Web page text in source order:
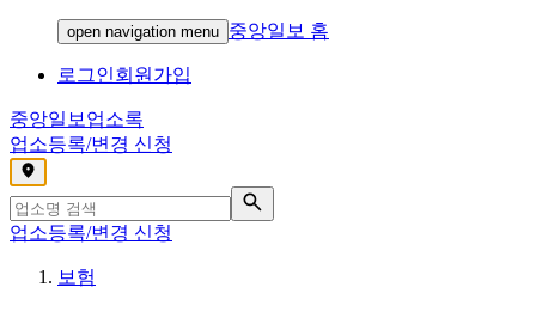
open navigation menu 중앙일보 홈
로그인회원가입
중앙일보 업소록
업소등록/변경 신청
,
업소등록/변경 신청
보험